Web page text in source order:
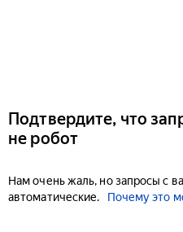
Подтвердите, что
не робот
Нам очень жаль, но запросы с
автоматические.
Почему это